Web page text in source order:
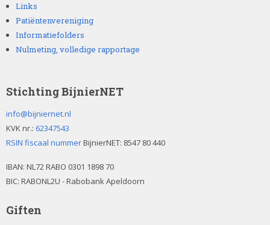
Links
Patiëntenvereniging
Informatiefolders
Nulmeting, volledige rapportage
Stichting BijnierNET
info@bijniernet.nl
KVK nr.: 62347543
RSIN fiscaal nummerBijnierNET: 8547 80 440
IBAN: NL72 RABO 0301 1898 70
BIC: RABONL2U - Rabobank Apeldoorn
Giften